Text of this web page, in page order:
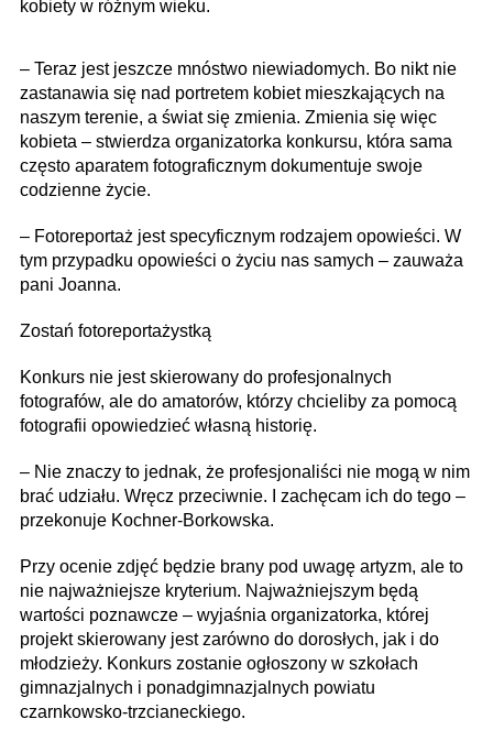
kobiety w różnym wieku.
– Teraz jest jeszcze mnóstwo niewiadomych. Bo nikt nie
zastanawia się nad portretem kobiet mieszkających na
naszym terenie, a świat się zmienia. Zmienia się więc
kobieta – stwierdza organizatorka konkursu, która sama
często aparatem fotograficznym dokumentuje swoje
codzienne życie.
– Fotoreportaż jest specyficznym rodzajem opowieści. W
tym przypadku opowieści o życiu nas samych – zauważa
pani Joanna.
Zostań fotoreportażystką
Konkurs nie jest skierowany do profesjonalnych
fotografów, ale do amatorów, którzy chcieliby za pomocą
fotografii opowiedzieć własną historię.
– Nie znaczy to jednak, że profesjonaliści nie mogą w nim
brać udziału. Wręcz przeciwnie. I zachęcam ich do tego –
przekonuje Kochner-Borkowska.
Przy ocenie zdjęć będzie brany pod uwagę artyzm, ale to
nie najważniejsze kryterium. Najważniejszym będą
wartości poznawcze – wyjaśnia organizatorka, której
projekt skierowany jest zarówno do dorosłych, jak i do
młodzieży. Konkurs zostanie ogłoszony w szkołach
gimnazjalnych i ponadgimnazjalnych powiatu
czarnkowsko-trzcianec­kiego.